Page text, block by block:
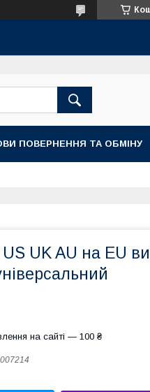
ПОВЕРНЕННЯ ТА ОБМІНУ
UK AU на EU
на сайті — 100 ₴